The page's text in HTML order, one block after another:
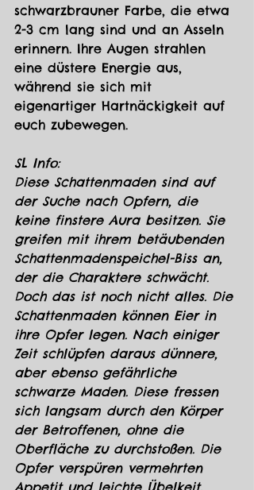
schwarzbrauner Farbe, die etwa
2-3 cm lang sind und an Asseln
erinnern. Ihre Augen strahlen
eine düstere Energie aus,
während sie sich mit
eigenartiger Hartnäckigkeit auf
euch zubewegen.
SL Info:
Diese Schattenmaden sind auf
der Suche nach Opfern, die
keine finstere Aura besitzen. Sie
greifen mit ihrem betäubenden
Schattenmadenspeichel-Biss an,
der die Charaktere schwächt.
Doch das ist noch nicht alles. Die
Schattenmaden können Eier in
ihre Opfer legen. Nach einiger
Zeit schlüpfen daraus dünnere,
aber ebenso gefährliche
schwarze Maden. Diese fressen
sich langsam durch den Körper
der Betroffenen, ohne die
Oberfläche zu durchstoßen. Die
Opfer verspüren vermehrten
Appetit und leichte Übelkeit.